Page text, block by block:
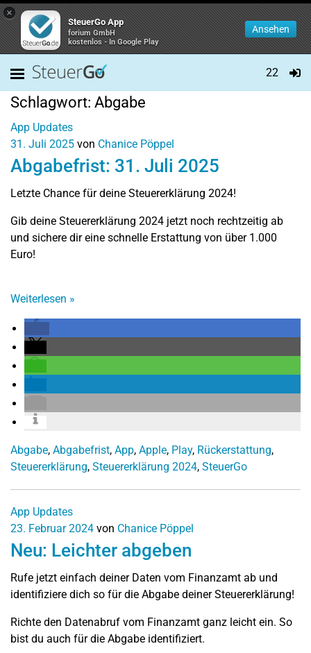
×
SteuerGo App
forium GmbH
kostenlos - In Google Play
Ansehen
22
Schlagwort: Abgabe
App Updates
31. Juli 2025 von Chanice Pöppel
Abgabefrist: 31. Juli 2025
Letzte Chance für deine Steuererklärung 2024!
Gib deine Steuererklärung 2024 jetzt noch rechtzeitig ab
und sichere dir eine schnelle Erstattung von über 1.000
Euro!
Weiterlesen »
Abgabe, Abgabefrist, App, Apple, Play, Rückerstattung,
Steuererklärung, Steuererklärung 2024, SteuerGo
App Updates
23. Februar 2024 von Chanice Pöppel
Neu: Leichter abgeben
Rufe jetzt einfach deiner Daten vom Finanzamt ab und
identifiziere dich so für die Abgabe deiner Steuererklärung!
Richte den Datenabruf vom Finanzamt ganz leicht ein. So
bist du auch für die Abgabe identifiziert.